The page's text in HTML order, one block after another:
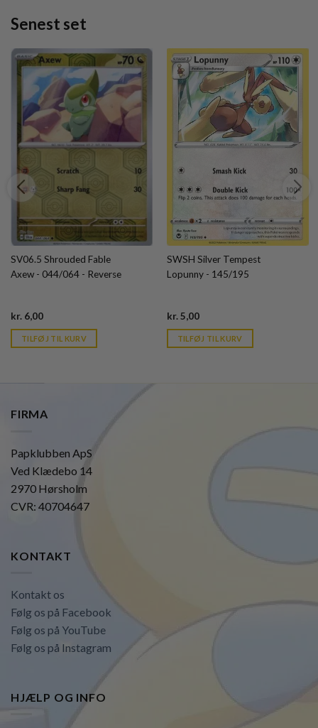
Senest set
SV06.5 Shrouded Fable
Axew - 044/064 - Reverse
kr. 6,00Current
is:
kr. 39,95.
TILFØJ TIL KURV
SWSH Silver Tempest
Lopunny - 145/195
kr.5,00Current
is:
kr. 39,95.
TILFØJ TIL KURV
FIRMA
Papklubben ApS
Ved Klædebo 14
2970 Hørsholm
CVR: 40704647
KONTAKT
Kontakt os
Følg os på Facebook
Følg os på YouTube
Følg os på Instagram
HJÆLP OG INFO